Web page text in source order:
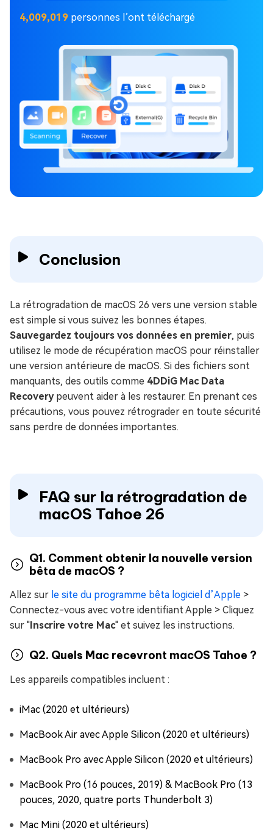
4,009,020 personnes l’ont téléchargé
Conclusion
La rétrogradation de macOS 26 vers une version stable
est simple si vous suivez les bonnes étapes.
Sauvegardez toujours vos données en premier, puis
utilisez le mode de récupération macOS pour réinstaller
une version antérieure de macOS. Si des fichiers sont
manquants, des outils comme 4DDiG Mac Data
Recoverypeuvent aider à les restaurer. En prenant ces
précautions, vous pouvez rétrograder en toute sécurité
sans perdre de données importantes.
FAQ sur la rétrogradation de
macOS Tahoe 26
Q1. Comment obtenir la nouvelle version
bêta de macOS ?
Allez sur le site du programme bêta logiciel d’Apple >
Connectez-vous avec votre identifiant Apple > Cliquez
sur " Inscrire votre Mac" et suivez les instructions.
Q2. Quels Mac recevront macOS Tahoe ?
Les appareils compatibles incluent :
iMac (2020 et ultérieurs)
MacBook Air avec Apple Silicon (2020 et ultérieurs)
MacBook Pro avec Apple Silicon (2020 et ultérieurs)
MacBook Pro (16 pouces, 2019) & MacBook Pro (13
pouces, 2020, quatre ports Thunderbolt 3)
Mac Mini (2020 et ultérieurs)